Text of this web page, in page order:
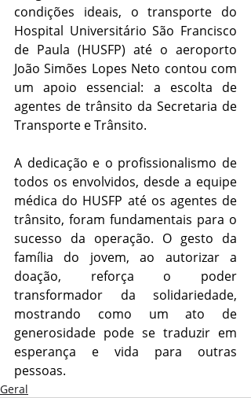
condições ideais, o transporte do
Hospital Universitário São Francisco
de Paula (HUSFP) até o aeroporto
João Simões Lopes Neto contou com
um apoio essencial: a escolta de
agentes de trânsito da Secretaria de
Transporte e Trânsito.
A dedicação e o profissionalismo de
todos os envolvidos, desde a equipe
médica do HUSFP até os agentes de
trânsito, foram fundamentais para o
sucesso da operação. O gesto da
família do jovem, ao autorizar a
doação, reforça o poder
transformador da solidariedade,
mostrando como um ato de
generosidade pode se traduzir em
esperança e vida para outras
pessoas.
Geral